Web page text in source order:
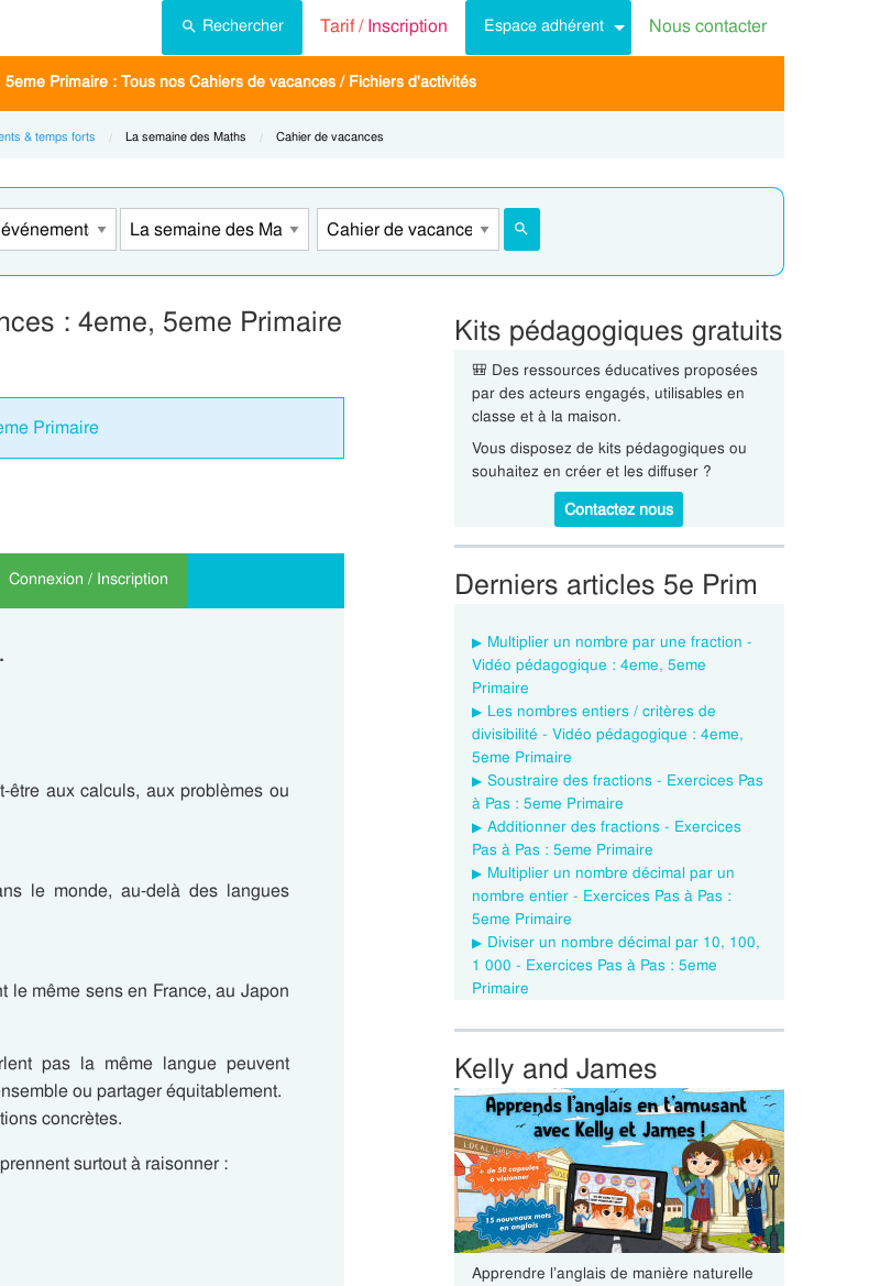
Rechercher Tarif /Inscription Espace adhérent Nous contacter
5eme Primaire : Tous nos Cahiers de vacances / Fichiers d'activités
& temps forts Current:
La semaine des Maths Current:
Cahier de vacances
: 4eme, 5eme Primaire
Primaire
Connexion / Inscription
être aux calculs, aux problèmes ou
le monde, au-delà des langues
le même sens en France, au Japon
pas la même langue peuvent
ou partager équitablement.
concrètes.
surtout à raisonner :
Kits pédagogiques gratuits
🎒 Des ressources éducatives proposées
par des acteurs engagés, utilisables en
classe et à la maison.
Vous disposez de kits pédagogiques ou
souhaitez en créer et les diffuser ?
Contactez nous
Derniers articles 5e Prim
Multiplier un nombre par une fraction -
Vidéo pédagogique : 4eme, 5eme
Primaire
Les nombres entiers / critères de
divisibilité - Vidéo pédagogique : 4eme,
5eme Primaire
Soustraire des fractions - Exercices Pas
à Pas : 5eme Primaire
Additionner des fractions - Exercices
Pas à Pas : 5eme Primaire
Multiplier un nombre décimal par un
nombre entier - Exercices Pas à Pas :
5eme Primaire
Diviser un nombre décimal par 10, 100,
1 000 - Exercices Pas à Pas : 5eme
Primaire
Kelly and James
Apprendre l’anglais de manière naturelle